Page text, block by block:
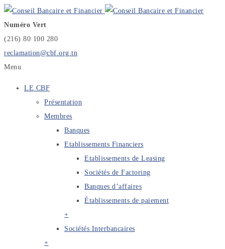
Numéro Vert
(216) 80 100 280
reclamation@cbf.org.tn
Menu
LE CBF
Présentation
Membres
Banques
Etablissements Financiers
Etablissements de Leasing
Sociétés de Factoring
Banques d’affaires
Établissements de paiement
+
Sociétés Interbancaires
+